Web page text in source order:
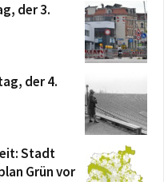
der 3.
der 4.
Stadt
Grün vor